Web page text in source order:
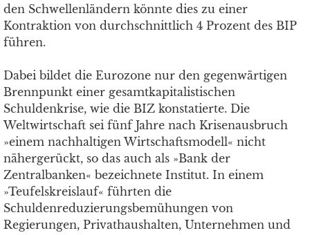
den Schwellenländern könnte dies zu einer
Kontraktion von durchschnittlich 4 Prozent des BIP
führen.
Dabei bildet die Eurozone nur den gegenwärtigen
Brennpunkt einer gesamtkapitalistischen
Schuldenkrise, wie die BIZ konstatierte. Die
Weltwirtschaft sei fünf Jahre nach Krisenausbruch
»einem nachhaltigen Wirtschaftsmodell« nicht
nähergerückt, so das auch als »Bank der
Zentralbanken« bezeichnete Institut. In einem
»Teufelskreislauf« führten die
Schuldenreduzierungsbemühungen von
Regierungen, Privathaushalten, Unternehmen und